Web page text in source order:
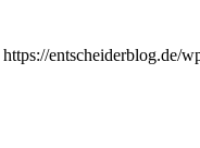
https://entscheiderblog.de/